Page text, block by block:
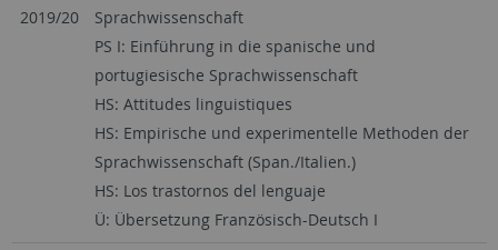
2019/20
Sprachwissenschaft
PS I: Einführung in die spanische und
portugiesische Sprachwissenschaft
HS: Attitudes linguistiques
HS: Empirische und experimentelle Methoden der
Sprachwissenschaft (Span./Italien.)
HS: Los trastornos del lenguaje
Ü: Übersetzung Französisch-Deutsch I